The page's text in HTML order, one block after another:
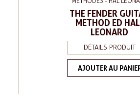
THE FENDER
METHOD ED
LEONARD
DÉTAILS PRODUIT
AJOUTER AU